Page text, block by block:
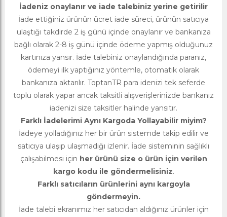
İadeniz onaylanır ve iade talebiniz yerine getirilir
İade ettiğiniz ürünün ücret iade süreci, ürünün satıcıya
ulaştığı takdirde 2 iş günü içinde onaylanır ve bankanıza
bağlı olarak 2-8 iş günü içinde ödeme yapmış olduğunuz
kartınıza yansır. İade talebiniz onaylandığında paranız,
ödemeyi ilk yaptığınız yöntemle, otomatik olarak
bankanıza aktarılır. ToptanTR para idenizi tek seferde
toplu olarak yapar ancak taksitli alışverişlerinizde bankanız
iadenizi size taksitler halinde yansıtır.
Farklı İadelerimi Aynı Kargoda Yollayabilir miyim?
İadeye yolladığınız her bir ürün sistemde takip edilir ve
satıcıya ulaşıp ulaşmadığı izlenir. İade sisteminin sağlıklı
çalışabilmesi için her ürünü size o ürün için verilen
kargo kodu ile göndermelisiniz.
Farklı satıcıların ürünlerini aynı kargoyla
göndermeyin.
İade talebi ekranımız her satıcıdan aldığınız ürünler için